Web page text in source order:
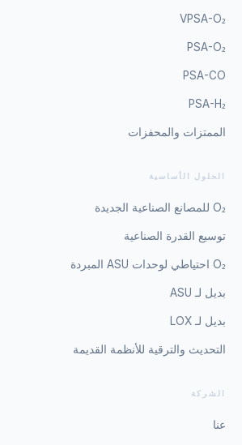
VPSA-O₂
PSA-O₂
PSA-CO
PSA-H₂
الممتزات والمحفزات
الحلول الأساسية
O₂ للمصانع الصناعية الجديدة
توسيع القدرة الصناعية
O₂ احتياطي لوحدات ASU المبردة
بديل لـ ASU
بديل لـ LOX
التحديث والترقية للأنظمة القديمة
الشركة
عنا